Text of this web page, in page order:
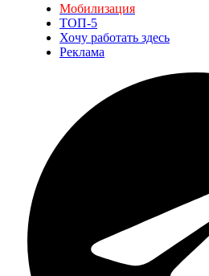
Мобилизация
ТОП-5
Хочу работать здесь
Реклама